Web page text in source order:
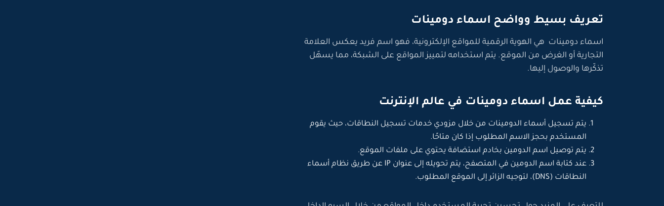
تعريف بسيط وواضح اسماء دومينات
اسماء دومينات هي الهوية الرقمية للمواقع الإلكترونية، فهو اسم فريد يعكس العلامة
التجارية أو الغرض من الموقع. يتم استخدامه لتمييز المواقع على الشبكة، مما يسهّل
تذكّرها والوصول إليها.
كيفية عمل اسماء دومينات في عالم الإنترنت
يتم تسجيل أسماء الدومينات من خلال مزودي خدمات تسجيل النطاقات، حيث يقوم
المستخدم بحجز الاسم المطلوب إذا كان متاحًا.
يتم توصيل اسم الدومين بخادم استضافة يحتوي على ملفات الموقع.
عند كتابة اسم الدومين في المتصفح، يتم تحويله إلى عنوان IP عن طريق نظام أسماء
النطاقات (DNS)، لتوجيه الزائر إلى الموقع المطلوب.